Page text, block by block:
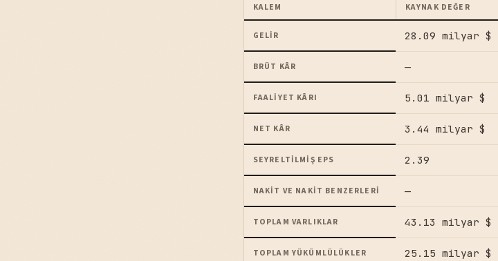
KALEM KAYNAK DEĞER
GELIR 28.09 milyar $
BRÜT KÂR —
FAALIYET KÂRI 5.01 milyar $
NET KÂR 3.44 milyar $
SEYRELTILMIŞ EPS 2.39
NAKIT VE NAKIT BENZERLERI —
TOPLAM VARLIKLAR 43.13 milyar $
TOPLAM YÜKÜMLÜLÜKLER 25.15 milyar $